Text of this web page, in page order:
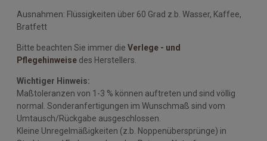
Ausnahmen: Flüssigkeiten über 60 Grad z.b. Wasser, Kaffee,
Bratfett
Bitte beachten Sie immer die Verlege - und
Pflegehinweise des Herstellers.
Wichtiger Hinweis:
Maßtoleranzen von 1-3 % können auftreten und sind völlig
normal. Sonderanfertigungen im Wunschmaß sind vom
Umtausch/Rückgabe ausgeschlossen.
Kleine Unregelmäßigkeiten (z.b. Noppenübersprünge) in